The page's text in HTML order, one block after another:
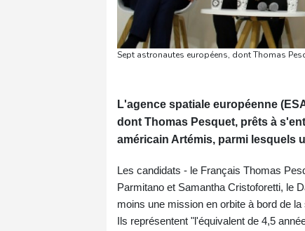
Sept astronautes européens, dont Thomas
L'agence spatiale européenne
dont Thomas Pesquet, prêts à
américain Artémis, parmi lesquels
Les candidats - le Français Thomas
Parmitano et Samantha Cristoforetti, le
moins une mission en orbite à bord de
Ils représentent "l'équivalent de 4,5